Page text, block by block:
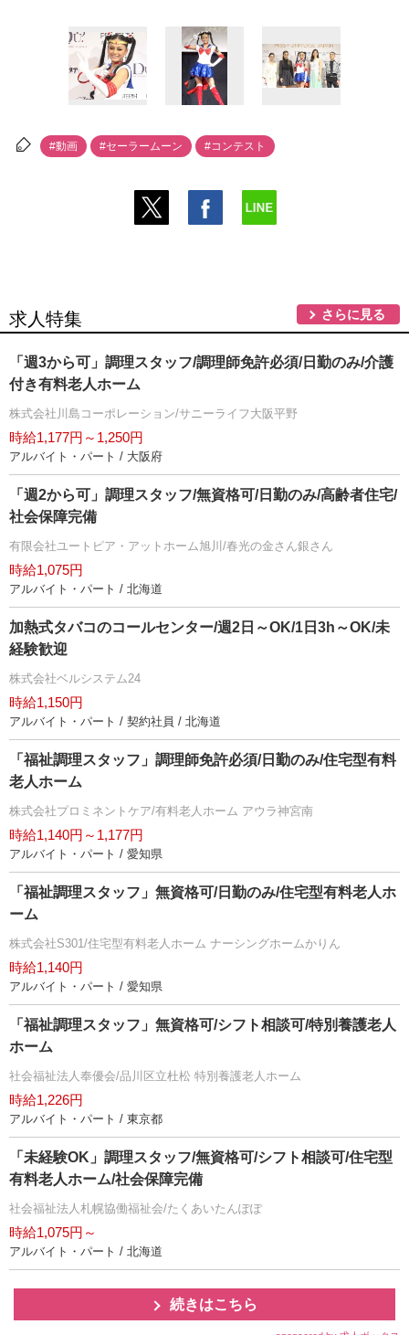
#動画 #セーラームーン #コンテスト
求人特集 さらに見る
「週3から可」調理スタッフ/調理師免許必須/日勤のみ/介護
付き有料老人ホーム
株式会社川島コーポレーション/サニーライフ大阪平野
時給1,177円～1,250円
アルバイト・パート / 大阪府
「週2から可」調理スタッフ/無資格可/日勤のみ/高齢者住宅/
社会保障完備
有限会社ユートピア・アットホーム旭川/春光の金さん銀さん
時給1,075円
アルバイト・パート / 北海道
加熱式タバコのコールセンター/週2日～OK/1日3h～OK/未
経験歓迎
株式会社ベルシステム24
時給1,150円
アルバイト・パート / 契約社員 / 北海道
「福祉調理スタッフ」調理師免許必須/日勤のみ/住宅型有料
老人ホーム
株式会社プロミネントケア/有料老人ホーム アウラ神宮南
時給1,140円～1,177円
アルバイト・パート / 愛知県
「福祉調理スタッフ」無資格可/日勤のみ/住宅型有料老人ホ
ーム
株式会社S301/住宅型有料老人ホーム ナーシングホームかりん
時給1,140円
アルバイト・パート / 愛知県
「福祉調理スタッフ」無資格可/シフト相談可/特別養護老人
ホーム
社会福祉法人奉優会/品川区立杜松 特別養護老人ホーム
時給1,226円
アルバイト・パート / 東京都
「未経験OK」調理スタッフ/無資格可/シフト相談可/住宅型
有料老人ホーム/社会保障完備
社会福祉法人札幌協働福祉会/たくあいたんぽぽ
時給1,075円～
アルバイト・パート / 北海道
続きはこちら